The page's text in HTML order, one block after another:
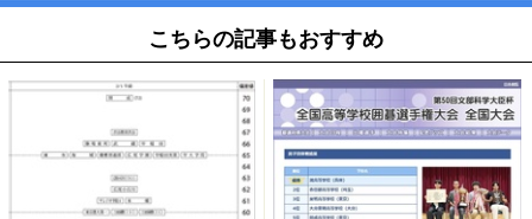
こちらの記事もおすすめ